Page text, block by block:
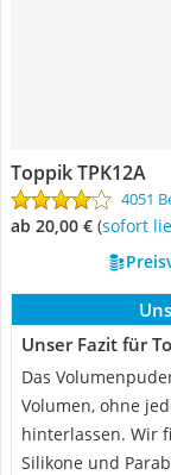
Toppik TPK12A
4051
ab 20,00 € ( Sofort
Unser Fazit für
Das
Volumen, ohne
hinterlassen. Wir
Silikone und